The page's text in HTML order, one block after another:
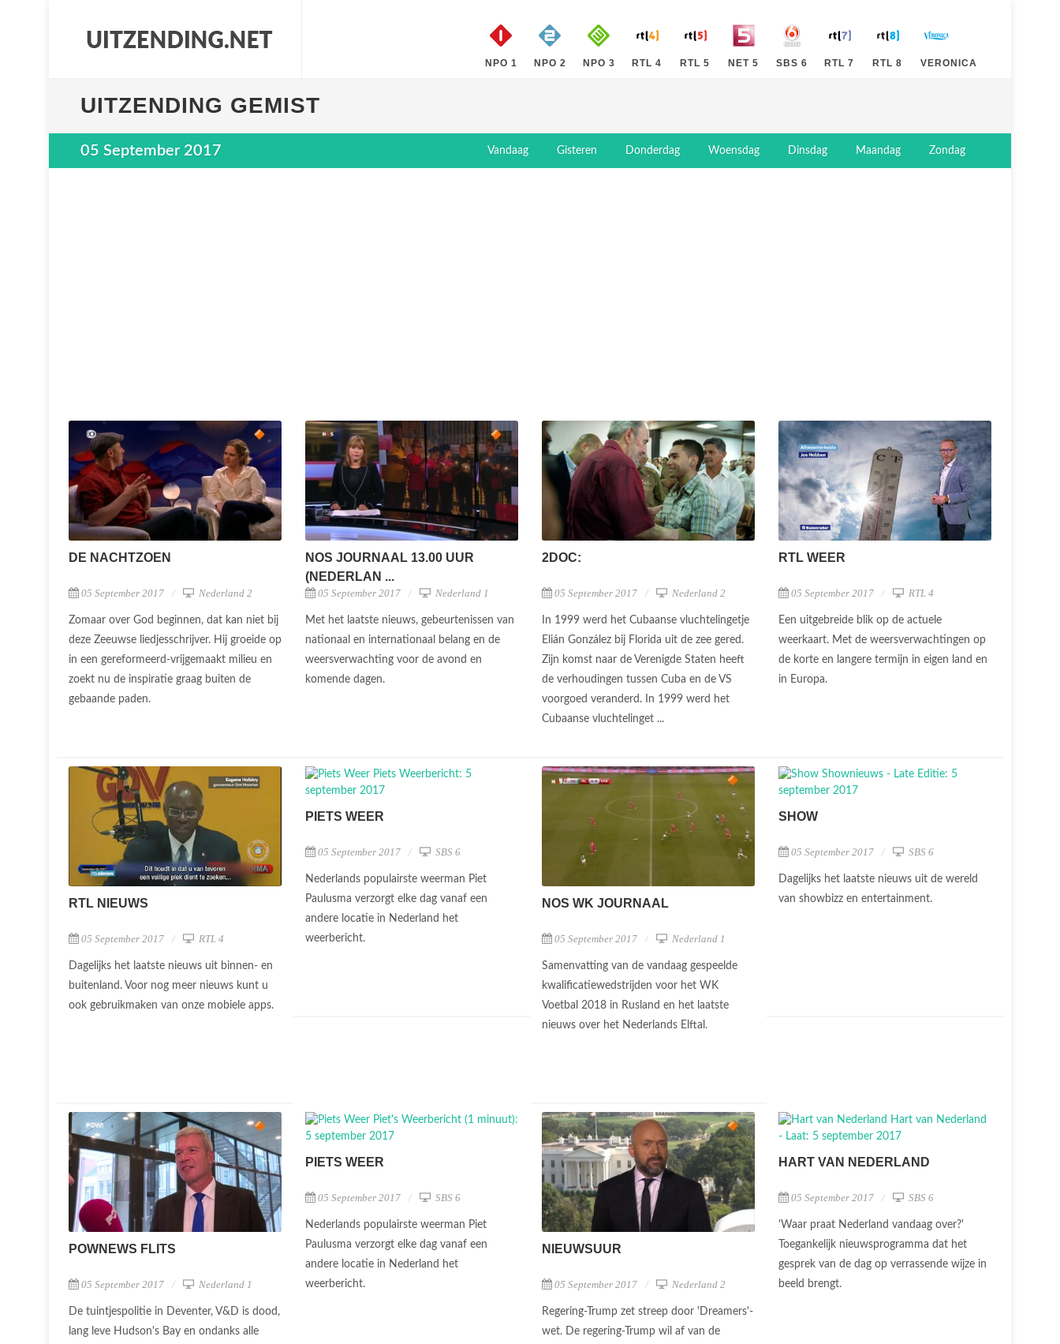
NPO 1 NPO 2 NPO 3 RTL 4 RTL 5 NET 5 SBS 6 RTL 7 RTL 8 VERONICA
UITZENDING GEMIST
05 September 2017 Vandaag Gisteren Donderdag Woensdag Dinsdag Maandag Zondag
DE NACHTZOEN
05 September 2017 Nederland 2
Zomaar over God beginnen, dat kan niet bij
deze Zeeuwse liedjesschrijver. Hij groeide op
in een gereformeerd-vrijgemaakt milieu en
zoekt nu de inspiratie graag buiten de
gebaande paden.
NOS JOURNAAL 13.00 UUR
(NEDERLAN ...
05 September 2017 Nederland 1
Met het laatste nieuws, gebeurtenissen van
nationaal en internationaal belang en de
weersverwachting voor de avond en
komende dagen.
2DOC:
05 September 2017 Nederland 2
In 1999 werd het Cubaanse vluchtelingetje
Elián González bij Florida uit de zee gered.
Zijn komst naar de Verenigde Staten heeft
de verhoudingen tussen Cuba en de VS
voorgoed veranderd. In 1999 werd het
Cubaanse vluchtelinget ...
RTL WEER
05 September 2017 RTL 4
Een uitgebreide blik op de actuele
weerkaart. Met de weersverwachtingen op
de korte en langere termijn in eigen land en
in Europa.
RTL NIEUWS
05 September 2017 RTL 4
Dagelijks het laatste nieuws uit binnen- en
buitenland. Voor nog meer nieuws kunt u
ook gebruikmaken van onze mobiele apps.
PIETS WEER
05 September 2017 SBS 6
Nederlands populairste weerman Piet
Paulusma verzorgt elke dag vanaf een
andere locatie in Nederland het
weerbericht.
NOS WK JOURNAAL
05 September 2017 Nederland 1
Samenvatting van de vandaag gespeelde
kwalificatiewedstrijden voor het WK
Voetbal 2018 in Rusland en het laatste
nieuws over het Nederlands Elftal.
SHOW
05 September 2017 SBS 6
Dagelijks het laatste nieuws uit de wereld
van showbizz en entertainment.
POWNEWS FLITS
05 September 2017 Nederland 1
De tuintjespolitie in Deventer, V&D is dood,
lang leve Hudson's Bay en ondanks alle
PIETS WEER
05 September 2017 SBS 6
Nederlands populairste weerman Piet
Paulusma verzorgt elke dag vanaf een
andere locatie in Nederland het
weerbericht.
NIEUWSUUR
05 September 2017 Nederland 2
Regering-Trump zet streep door 'Dreamers'-
wet. De regering-Trump wil af van de
HART VAN NEDERLAND
05 September 2017 SBS 6
'Waar praat Nederland vandaag over?'
Toegankelijk nieuwsprogramma dat het
gesprek van de dag op verrassende wijze in
beeld brengt.